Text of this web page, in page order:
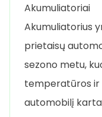
Akumuliatoriai
Akumuliatorius
prietaisų
sezono metu,
temperatūros ir
automobilį